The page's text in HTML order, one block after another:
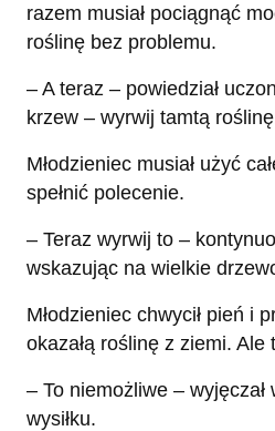
razem musiał pociągnąć
roślinę bez problemu.
– A teraz – powiedział
krzew – wyrwij tamtą
Młodzieniec musiał użyć
spełnić polecenie.
– Teraz wyrwij to –
wskazując na wielkie
Młodzieniec chwycił pień i
okazałą roślinę z ziemi. Ale
– To niemożliwe –
wysiłku.